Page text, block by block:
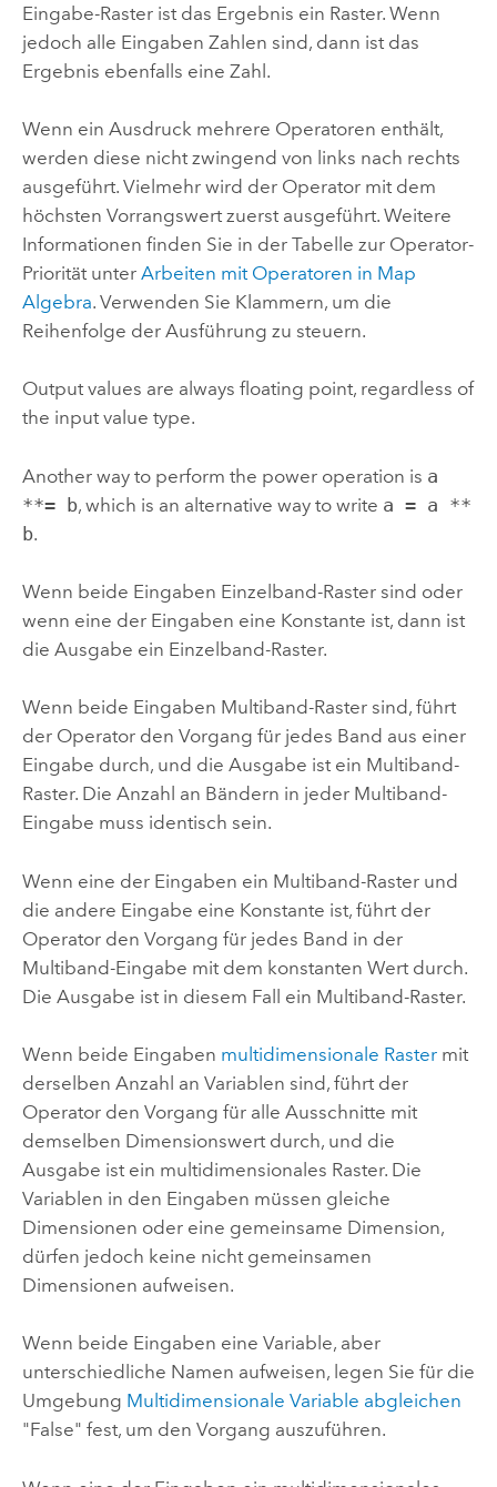
Eingabe-Raster ist das Ergebnis ein Raster. Wenn
jedoch alle Eingaben Zahlen sind, dann ist das
Ergebnis ebenfalls eine Zahl.
Wenn ein Ausdruck mehrere Operatoren enthält,
werden diese nicht zwingend von links nach rechts
ausgeführt. Vielmehr wird der Operator mit dem
höchsten Vorrangswert zuerst ausgeführt. Weitere
Informationen finden Sie in der Tabelle zur Operator-
Priorität unter Arbeiten mit Operatoren in Map
Algebra. Verwenden Sie Klammern, um die
Reihenfolge der Ausführung zu steuern.
Output values are always floating point, regardless of
the input value type.
Another way to perform the power operation is a
**= b, which is an alternative way to write a = a **
b.
Wenn beide Eingaben Einzelband-Raster sind oder
wenn eine der Eingaben eine Konstante ist, dann ist
die Ausgabe ein Einzelband-Raster.
Wenn beide Eingaben Multiband-Raster sind, führt
der Operator den Vorgang für jedes Band aus einer
Eingabe durch, und die Ausgabe ist ein Multiband-
Raster. Die Anzahl an Bändern in jeder Multiband-
Eingabe muss identisch sein.
Wenn eine der Eingaben ein Multiband-Raster und
die andere Eingabe eine Konstante ist, führt der
Operator den Vorgang für jedes Band in der
Multiband-Eingabe mit dem konstanten Wert durch.
Die Ausgabe ist in diesem Fall ein Multiband-Raster.
Wenn beide Eingaben multidimensionale Rastermit
derselben Anzahl an Variablen sind, führt der
Operator den Vorgang für alle Ausschnitte mit
demselben Dimensionswert durch, und die
Ausgabe ist ein multidimensionales Raster. Die
Variablen in den Eingaben müssen gleiche
Dimensionen oder eine gemeinsame Dimension,
dürfen jedoch keine nicht gemeinsamen
Dimensionen aufweisen.
Wenn beide Eingaben eine Variable, aber
unterschiedliche Namen aufweisen, legen Sie für die
Umgebung Multidimensionale Variable abgleichen
"False" fest, um den Vorgang auszuführen.